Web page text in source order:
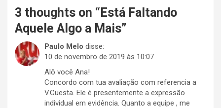
3 thoughts on “ Está Faltando
Aquele Algo a Mais”
Paulo Melo disse:
10 de novembro de 2019 às 10:07
Alô você Ana!
Concordo com tua avaliação com referencia a
V.Cuesta. Ele é presentemente a expressão
individual em evidência. Quanto a equipe , me